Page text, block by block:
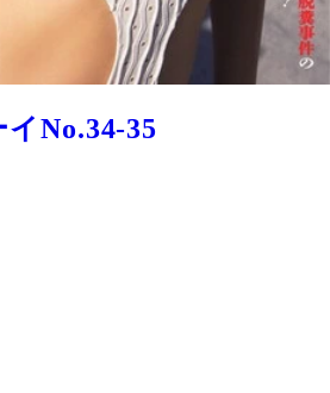
No.34-35